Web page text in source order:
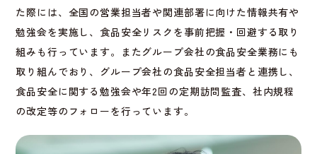
た際には、全国の営業担当者や関連部署に向けた情報共有や
勉強会を実施し、食品安全リスクを事前把握・回避する取り
組みも行っています。またグループ会社の食品安全業務にも
取り組んでおり、グループ会社の食品安全担当者と連携し、
食品安全に関する勉強会や年2回の定期訪問監査、社内規程
の改定等のフォローを行っています。